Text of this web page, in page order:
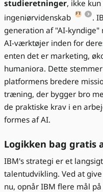
studieretninger, ikke
ingeniørvidenskab
.
generation af "AI-
AI-værktøjer inden for
enten det er marketing,
humaniora. Dette
platformens bredere
træning, der bygger bro
de praktiske krav i en
formes af AI.
Logikken bag gratis
IBM's strategi er et
talentudvikling. Ved at
nu, opnår IBM flere mål